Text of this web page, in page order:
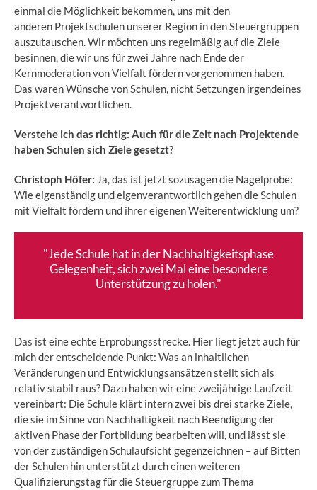
einmal die Möglichkeit bekommen, uns mit den
anderen Projektschulen unserer Region in den Steuergruppen
auszutauschen. Wir möchten uns regelmäßig auf die Ziele
besinnen, die wir uns für zwei Jahre nach Ende der
Kernmoderation von Vielfalt fördern vorgenommen haben.
Das waren Wünsche von Schulen, nicht Setzungen irgendeines
Projektverantwortlichen.
Verstehe ich das richtig: Auch für die Zeit nach Projektende
haben Schulen sich Ziele gesetzt?
Christoph Höfer: Ja, das ist jetzt sozusagen die Nagelprobe:
Wie eigenständig und eigenverantwortlich gehen die Schulen
mit Vielfalt fördern und ihrer eigenen Weiterentwicklung um?
"Jede Schule hat in der Nachhaltigkeitsphase
Gelegenheit, sich zwei Mal eine besondere
Unterstützung zu holen."
Das ist eine echte Erprobungsstrecke. Hier liegt jetzt auch für
mich der entscheidende Punkt: Was an inhaltlichen
Veränderungen und Entwicklungsansätzen stellt sich als
relativ stabil raus? Dazu haben wir eine zweijährige Laufzeit
vereinbart: Die Schule klärt intern zwei bis drei starke Ziele,
die sie im Sinne von Nachhaltigkeit nach Beendigung der
aktiven Phase der Fortbildung bearbeiten will, und lässt sie
von der zuständigen Schulaufsicht gegenzeichnen – auf Bitten
der Schulen hin unterstützt durch einen weiteren
Qualifizierungstag für die Steuergruppe zum Thema